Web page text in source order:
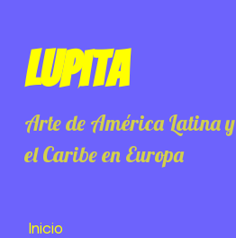
Lupita
Arte de América Latina y
el Caribe en Europa
Inicio